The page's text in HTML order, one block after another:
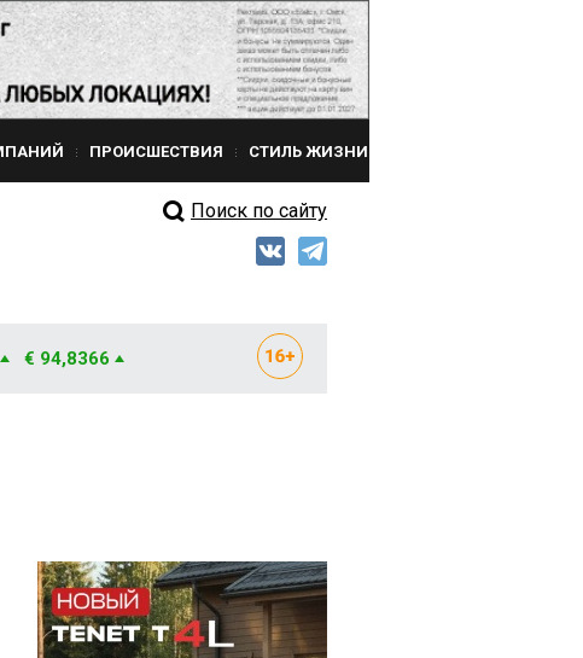
ПРОИСШЕСТВИЯ СТИЛЬ ЖИЗНИ
Поиск по сайту
€ 94,8366